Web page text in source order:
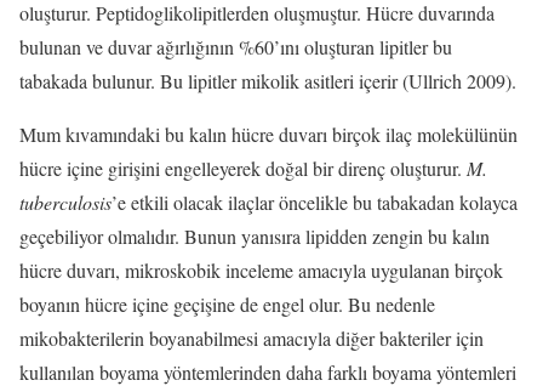
oluşturur. Peptidoglikolipitlerden oluşmuştur. Hücre duvarında
bulunan ve duvar ağırlığının %60’ını oluşturan lipitler bu
tabakada bulunur. Bu lipitler mikolik asitleri içerir (Ullrich 2009).
Mum kıvamındaki bu kalın hücre duvarı birçok ilaç molekülünün
hücre içine girişini engelleyerek doğal bir direnç oluşturur. M.
tuberculosis’e etkili olacak ilaçlar öncelikle bu tabakadan kolayca
geçebiliyor olmalıdır. Bunun yanısıra lipidden zengin bu kalın
hücre duvarı, mikroskobik inceleme amacıyla uygulanan birçok
boyanın hücre içine geçişine de engel olur. Bu nedenle
mikobakterilerin boyanabilmesi amacıyla diğer bakteriler için
kullanılan boyama yöntemlerinden daha farklı boyama yöntemleri